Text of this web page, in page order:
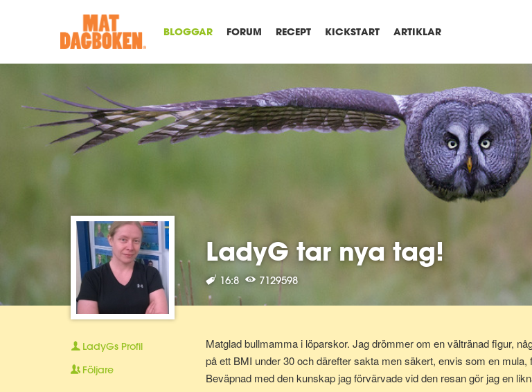
BLOGGAR FORUM RECEPT KICKSTART ARTIKLAR
LadyG tar nya tag!
16:8 7129598
Matglad bullmamma i löparskor. Jag drömmer om en vältränad figur,
på ett BMI under 30 och därefter sakta men säkert, envis som en
Beväpnad med den kunskap jag förvärvade vid den resan gör jag en
LadyGs Profil
Följare